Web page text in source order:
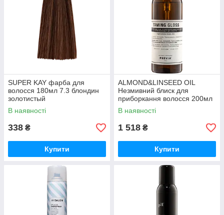
SUPER KAY фарба для
волосся 180мл 7.3 блондин
золотистый
В наявності
338 ₴
Купити
ALMOND&LINSEED OIL
Незмивний блиск для
приборкання волосся 200мл
В наявності
1 518 ₴
Купити